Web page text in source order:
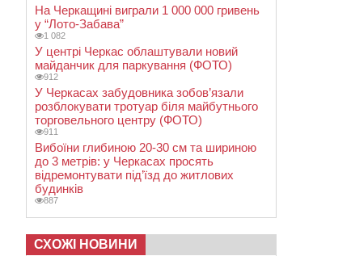
На Черкащині виграли 1 000 000 гривень
у “Лото-Забава”
1 082
У центрі Черкас облаштували новий
майданчик для паркування (ФОТО)
912
У Черкасах забудовника зобов’язали
розблокувати тротуар біля майбутнього
торговельного центру (ФОТО)
911
Вибоїни глибиною 20-30 см та шириною
до 3 метрів: у Черкасах просять
відремонтувати під’їзд до житлових
будинків
887
СХОЖІ НОВИНИ